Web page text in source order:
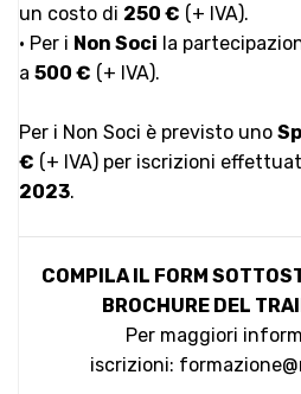
un costo di 250 € (+ IVA).
• Per i Non Soci la
a 500 € (+ IVA).
Per i Non Soci è previsto uno
€ (+ IVA) per iscrizioni
2023.
COMPILA IL FORM
BROCHURE DEL
Per maggiori
iscrizioni: